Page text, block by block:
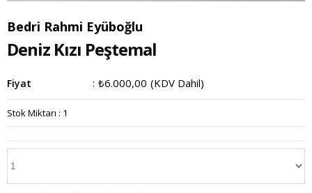
Bedri Rahmi Eyüboğlu
Deniz Kızı Peştemal
Fiyat : ₺6.000,00 (KDV Dahil)
Stok Miktarı : 1